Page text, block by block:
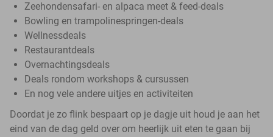
Zeehondensafari- en alpaca meet & feed-deals
Bowling en trampolinespringen-deals
Wellnessdeals
Restaurantdeals
Overnachtingsdeals
Deals rondom workshops & cursussen
En nog vele andere uitjes en activiteiten
Doordat je zo flink bespaart op je dagje uit houd je aan het
eind van de dag geld over om heerlijk uit eten te gaan bij